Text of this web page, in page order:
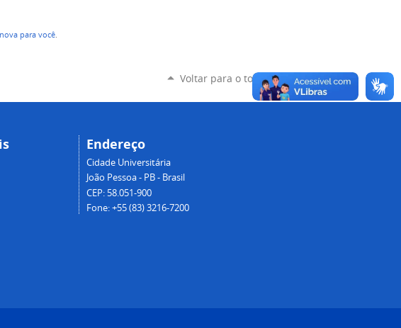
para você.
Voltar para o topo
Endereço
Cidade Universitária
João Pessoa - PB - Brasil
CEP: 58.051-900
Fone: +55 (83) 3216-7200